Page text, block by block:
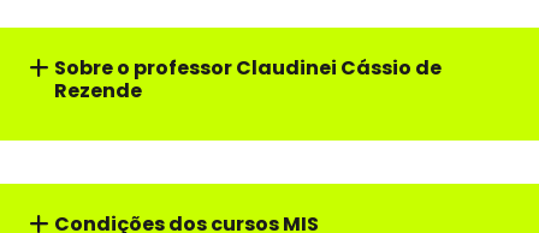
Sobre o professorClaudinei Cássio de
Rezende
Condições dos cursos MIS